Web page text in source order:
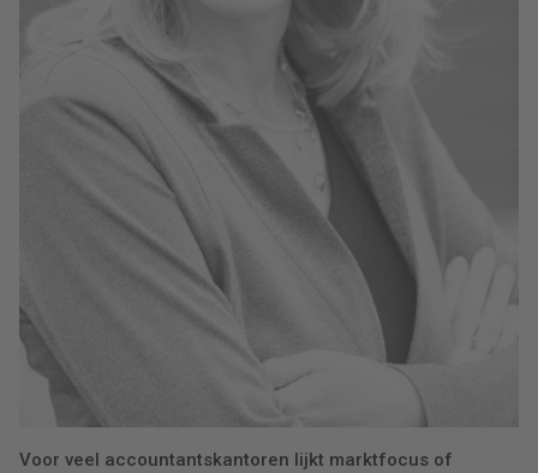
Voor veel accountantskantoren lijkt marktfocus of